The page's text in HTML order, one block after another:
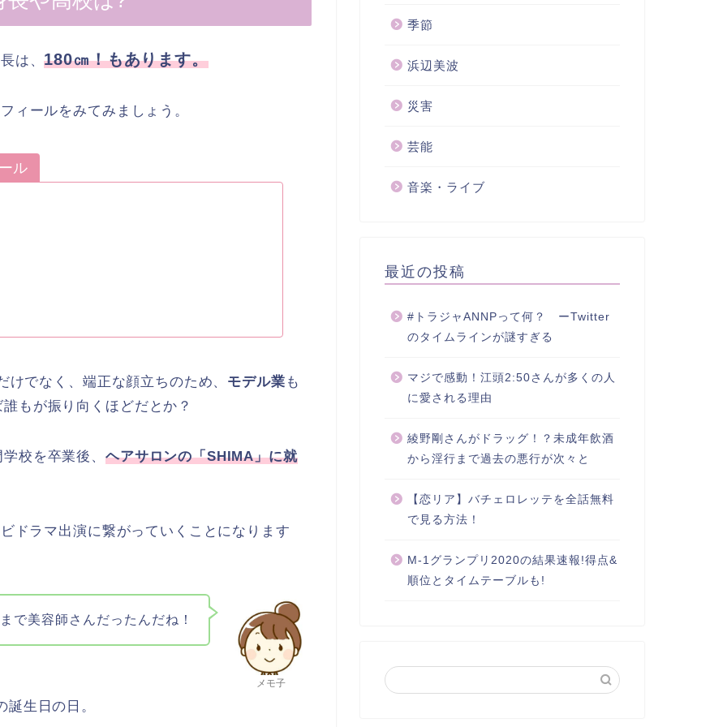
は、180㎝！もあります。
ィールをみてみましょう。
ル
でなく、端正な顔立ちのため、 モデル業 も
もが振り向くほどだとか？
校を卒業後、 ヘアサロンの「SHIMA」に就
ドラマ出演に繋がっていくことになります
メモ子
で美容師さんだったんだね！
生日の日。
季節
浜辺美波
災害
芸能
音楽・ライブ
最近の投稿
#トラジャANNPって何？ ーTwitter
のタイムラインが謎すぎる
マジで感動！江頭2:50さんが多くの人
に愛される理由
綾野剛さんがドラッグ！？未成年飲酒
から淫行まで過去の悪行が次々と
【恋リア】バチェロレッテを全話無料
で見る方法！
M-1グランプリ2020の結果速報!得点&
順位とタイムテーブルも!